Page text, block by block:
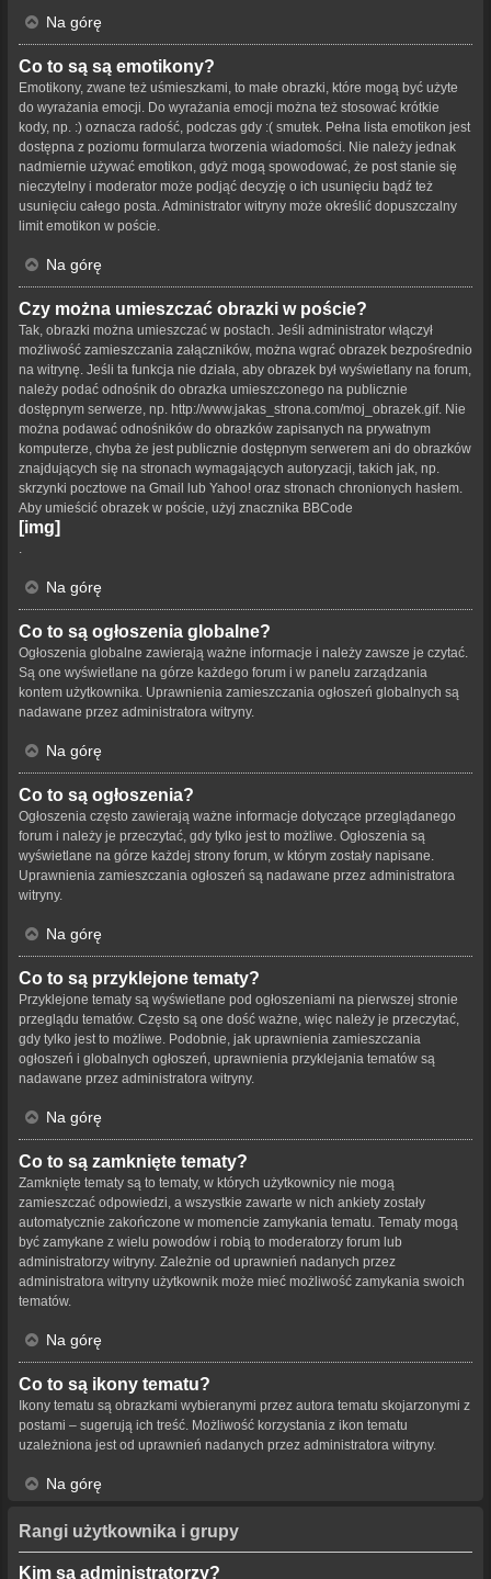
Na górę
Co to są są emotikony?
Emotikony, zwane też uśmieszkami, to małe obrazki, które mogą być użyte
do wyrażania emocji. Do wyrażania emocji można też stosować krótkie
kody, np. :) oznacza radość, podczas gdy :( smutek. Pełna lista emotikon jest
dostępna z poziomu formularza tworzenia wiadomości. Nie należy jednak
nadmiernie używać emotikon, gdyż mogą spowodować, że post stanie się
nieczytelny i moderator może podjąć decyzję o ich usunięciu bądź też
usunięciu całego posta. Administrator witryny może określić dopuszczalny
limit emotikon w poście.
Na górę
Czy można umieszczać obrazki w poście?
Tak, obrazki można umieszczać w postach. Jeśli administrator włączył
możliwość zamieszczania załączników, można wgrać obrazek bezpośrednio
na witrynę. Jeśli ta funkcja nie działa, aby obrazek był wyświetlany na forum,
należy podać odnośnik do obrazka umieszczonego na publicznie
dostępnym serwerze, np. http://www.jakas_strona.com/moj_obrazek.gif. Nie
można podawać odnośników do obrazków zapisanych na prywatnym
komputerze, chyba że jest publicznie dostępnym serwerem ani do obrazków
znajdujących się na stronach wymagających autoryzacji, takich jak, np.
skrzynki pocztowe na Gmail lub Yahoo! oraz stronach chronionych hasłem.
Aby umieścić obrazek w poście, użyj znacznika BBCode
[img]
Na górę
Co to są ogłoszenia globalne?
Ogłoszenia globalne zawierają ważne informacje i należy zawsze je czytać.
Są one wyświetlane na górze każdego forum i w panelu zarządzania
kontem użytkownika. Uprawnienia zamieszczania ogłoszeń globalnych są
nadawane przez administratora witryny.
Na górę
Co to są ogłoszenia?
Ogłoszenia często zawierają ważne informacje dotyczące przeglądanego
forum i należy je przeczytać, gdy tylko jest to możliwe. Ogłoszenia są
wyświetlane na górze każdej strony forum, w którym zostały napisane.
Uprawnienia zamieszczania ogłoszeń są nadawane przez administratora
witryny.
Na górę
Co to są przyklejone tematy?
Przyklejone tematy są wyświetlane pod ogłoszeniami na pierwszej stronie
przeglądu tematów. Często są one dość ważne, więc należy je przeczytać,
gdy tylko jest to możliwe. Podobnie, jak uprawnienia zamieszczania
ogłoszeń i globalnych ogłoszeń, uprawnienia przyklejania tematów są
nadawane przez administratora witryny.
Na górę
Co to są zamknięte tematy?
Zamknięte tematy są to tematy, w których użytkownicy nie mogą
zamieszczać odpowiedzi, a wszystkie zawarte w nich ankiety zostały
automatycznie zakończone w momencie zamykania tematu. Tematy mogą
być zamykane z wielu powodów i robią to moderatorzy forum lub
administratorzy witryny. Zależnie od uprawnień nadanych przez
administratora witryny użytkownik może mieć możliwość zamykania swoich
tematów.
Na górę
Co to są ikony tematu?
Ikony tematu są obrazkami wybieranymi przez autora tematu skojarzonymi z
postami – sugerują ich treść. Możliwość korzystania z ikon tematu
uzależniona jest od uprawnień nadanych przez administratora witryny.
Na górę
Rangi użytkownika i grupy
Kim są administratorzy?